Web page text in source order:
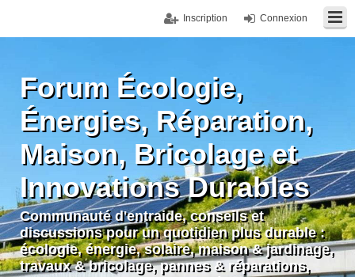
Connexion
Inscription
Forum Écologie,
Énergies, Réparation,
Maison, Bricolage et
Innovations Durables
Communauté d'entraide, conseils et
discussions pour un quotidien plus durable :
écologie, énergie, solaire, maison & jardinage,
travaux & bricolage, pannes & réparations,